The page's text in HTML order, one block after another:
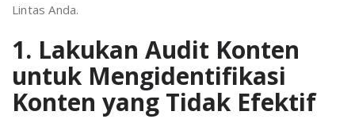
Lintas Anda.
1. Lakukan Audit Konten
untuk Mengidentifikasi
Konten yang Tidak Efektif